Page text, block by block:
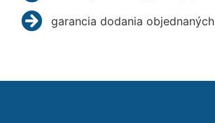
garancia dodania